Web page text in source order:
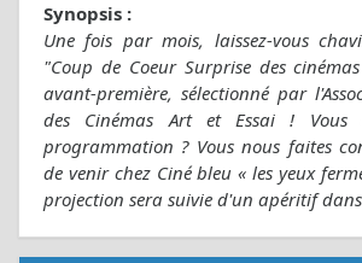
Synopsis :
Une fois par mois, laissez-vous
"Coup de Coeur Surprise des
avant-première, sélectionné par
des Cinémas Art et Essai ! Vous
programmation ? Vous nous faites
de venir chez Ciné bleu « les yeux
projection sera suivie d'un apéritif